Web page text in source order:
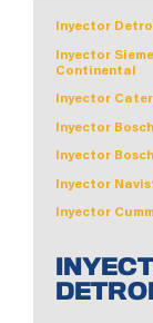
Inyector
.Inyector
Continental
.Inyector
.Inyector Bosch
.Inyector Bosch
.Inyector
.Inyector